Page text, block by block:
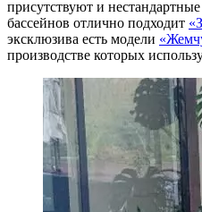
присутствуют и
бассейнов отлично подходит
эксклюзива есть модели
производстве которых